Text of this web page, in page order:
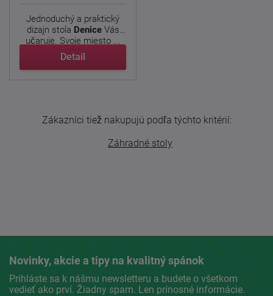
Jednoduchý a praktický
dizajn stola DeniceVás
učaruje. Svoje miesto ...
Detail
Zákazníci tiež nakupujú podľa týchto kritérií:
Záhradné stoly
Novinky, akcie a tipy na kvalitný spánok
Prihláste sa k nášmu newsletteru a budete o všetkom
vedieť ako prví. Žiadny spam. Len prínosné informácie.